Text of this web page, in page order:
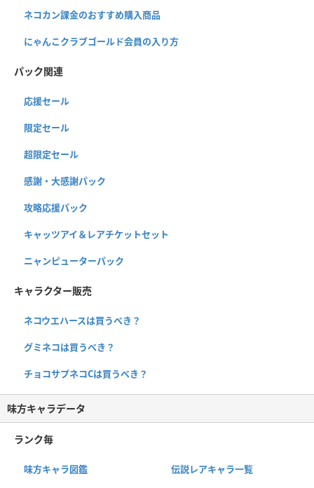
ネコカン課金のおすすめ購入商品
にゃんこクラブゴールド会員の入り方
パック関連
応援セール
限定セール
超限定セール
感謝・大感謝パック
攻略応援パック
キャッツアイ＆レアチケットセット
ニャンピューターパック
キャラクター販売
ネコウエハースは買うべき？
グミネコは買うべき？
チョコサプネコCは買うべき？
味方キャラデータ
ランク毎
味方キャラ図鑑 伝説レアキャラ一覧